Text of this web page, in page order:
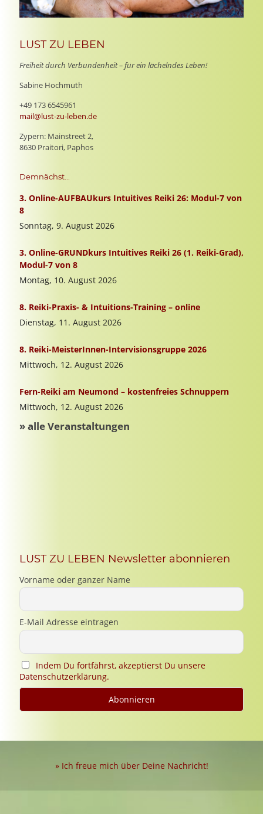
LUST ZU LEBEN
Freiheit durch Verbundenheit – für ein lächelndes Leben!
Sabine Hochmuth
+49 173 6545961
mail@lust-zu-leben.de
Zypern: Mainstreet 2,
8630 Praitori, Paphos
Demnächst...
LUST ZU LEBEN Newsletter abonnieren
Vorname oder ganzer Name
E-Mail Adresse eintragen
Indem Du fortfährst, akzeptierst Du unsere
Datenschutzerklärung.
» Ich freue mich über Deine Nachricht!